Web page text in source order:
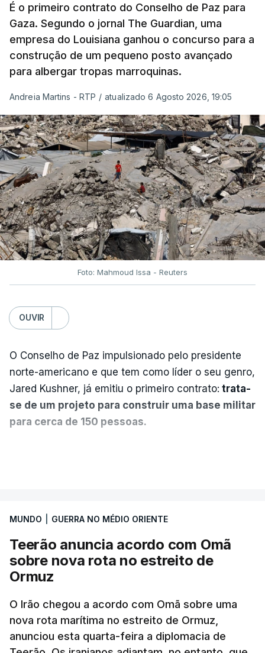
É o primeiro contrato do Conselho de Paz para
Gaza. Segundo o jornal The Guardian, uma
empresa do Louisiana ganhou o concurso para a
construção de um pequeno posto avançado
para albergar tropas marroquinas.
Andreia Martins - RTP / atualizado 6 Agosto 2026, 19:05
Foto: Mahmoud Issa - Reuters
OUVIR
O Conselho de Paz impulsionado pelo presidente
norte-americano e que tem como líder o seu genro,
Jared Kushner, já emitiu o primeiro contrato: trata-
se de um projeto para construir uma base militar
para cerca de 150 pessoas.
que já colaborou com a Administração norte-
americana em projetos no Médio Oriente,
nomeadamente no Iraque.
militar deverá ficar nos 60 por cento de
território de Gaza que Israel controla e a cerca
de 1,5 quilómetros da fronteira com Israel.
MUNDO GUERRA NO MÉDIO ORIENTE
Teerão anuncia acordo com Omã
sobre nova rota no estreito de
Ormuz
O Irão chegou a acordo com Omã sobre uma
nova rota marítima no estreito de Ormuz,
anunciou esta quarta-feira a diplomacia de